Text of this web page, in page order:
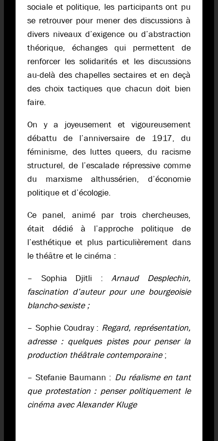
sociale et politique, les participants ont pu
se retrouver pour mener des discussions à
divers niveaux d’exigence ou d’abstraction
théorique, échanges qui permettent de
renforcer les solidarités et les discussions
au-delà des chapelles sectaires et en deçà
des choix tactiques que chacun doit bien
faire.
On y a joyeusement et vigoureusement
débattu de l’anniversaire de 1917, du
féminisme, des luttes queers, du racisme
structurel, de l’escalade répressive comme
du marxisme althussérien, d’économie
politique et d’écologie.
Ce panel, animé par trois chercheuses,
était dédié à l’approche politique de
l’esthétique et plus particulièrement dans
le théâtre et le cinéma :
– Sophia Djitli : Arnaud Desplechin,
fascination d’auteur pour une bourgeoisie
blancho-sexiste ;
– Sophie Coudray : Regard, représentation,
adresse : quelques pistes pour penser la
production théâtrale contemporaine;
– Stefanie Baumann : Du réalisme en tant
que protestation : penser politiquement le
cinéma avec Alexander Kluge